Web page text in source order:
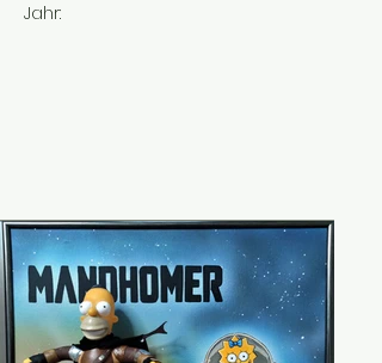
Jahr: